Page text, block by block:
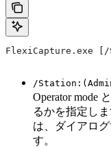
FlexiCapture.exe
/
Operator mode
るかを指定し
は、ダイアロ
す。